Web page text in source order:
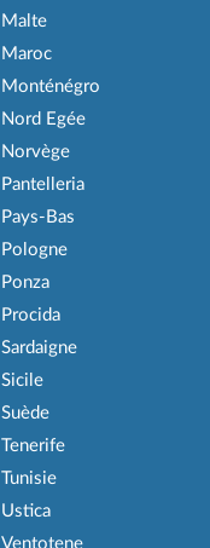
Malte
Maroc
Monténégro
Nord Egée
Norvège
Pantelleria
Pays-Bas
Pologne
Ponza
Procida
Sardaigne
Sicile
Suède
Tenerife
Tunisie
Ustica
Ventotene